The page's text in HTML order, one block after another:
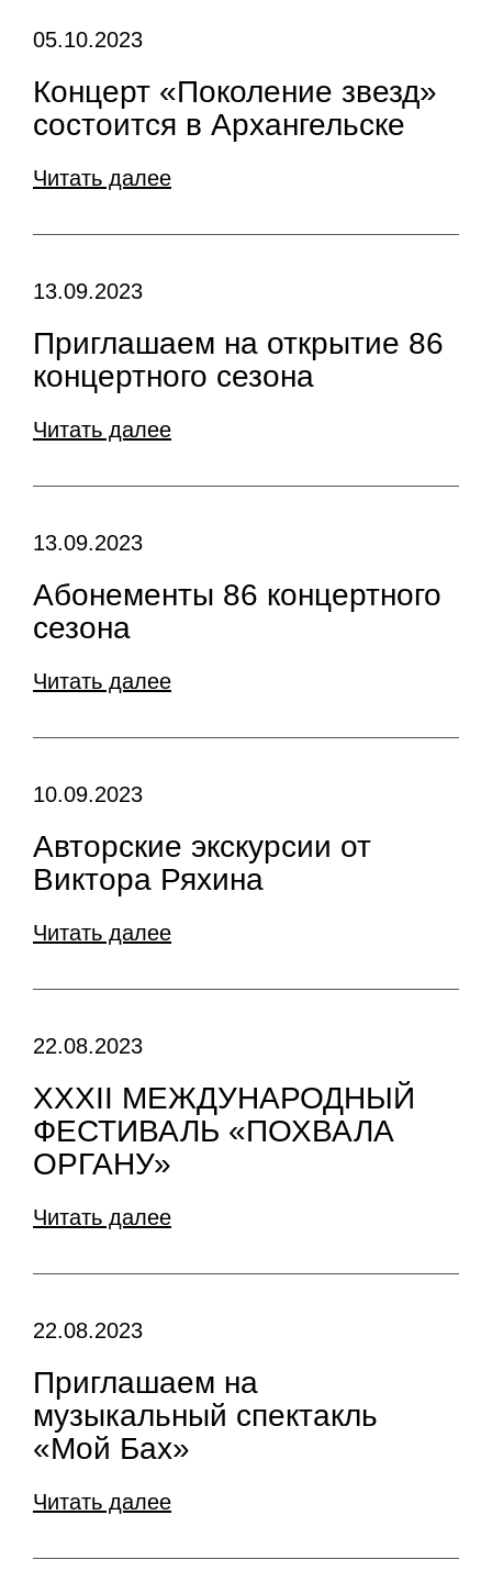
05.10.2023
Концерт «Поколение звезд»
состоится в Архангельске
Читать далее
13.09.2023
Приглашаем на открытие 86
концертного сезона
Читать далее
13.09.2023
Абонементы 86 концертного
сезона
Читать далее
10.09.2023
Авторские экскурсии от
Виктора Ряхина
Читать далее
22.08.2023
XXXII МЕЖДУНАРОДНЫЙ
ФЕСТИВАЛЬ «ПОХВАЛА
ОРГАНУ»
Читать далее
22.08.2023
Приглашаем на
музыкальный спектакль
«Мой Бах»
Читать далее